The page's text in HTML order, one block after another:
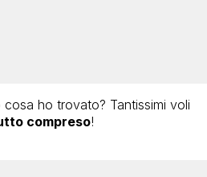
ho trovato? Tantissimi voli
compreso!